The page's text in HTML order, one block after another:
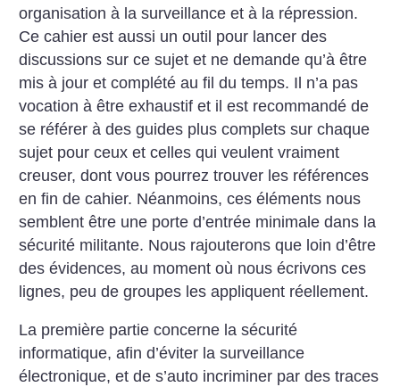
organisation à la surveillance et à la répression.
Ce cahier est aussi un outil pour lancer des
discussions sur ce sujet et ne demande qu’à être
mis à jour et complété au fil du temps. Il n’a pas
vocation à être exhaustif et il est recommandé de
se référer à des guides plus complets sur chaque
sujet pour ceux et celles qui veulent vraiment
creuser, dont vous pourrez trouver les références
en fin de cahier. Néanmoins, ces éléments nous
semblent être une porte d’entrée minimale dans la
sécurité militante. Nous rajouterons que loin d’être
des évidences, au moment où nous écrivons ces
lignes, peu de groupes les appliquent réellement.
La première partie concerne la sécurité
informatique, afin d’éviter la surveillance
électronique, et de s’auto incriminer par des traces